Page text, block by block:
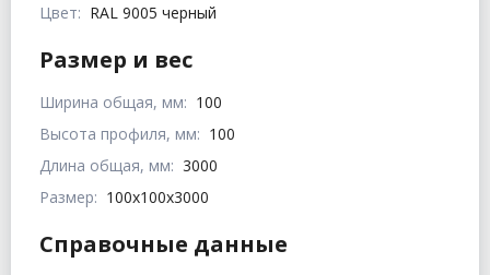
Цвет: RAL 9005 черный
Размер и вес
Ширина общая, мм: 100
Высота профиля, мм: 100
Длина общая, мм: 3000
Размер: 100x100x3000
Справочные данные